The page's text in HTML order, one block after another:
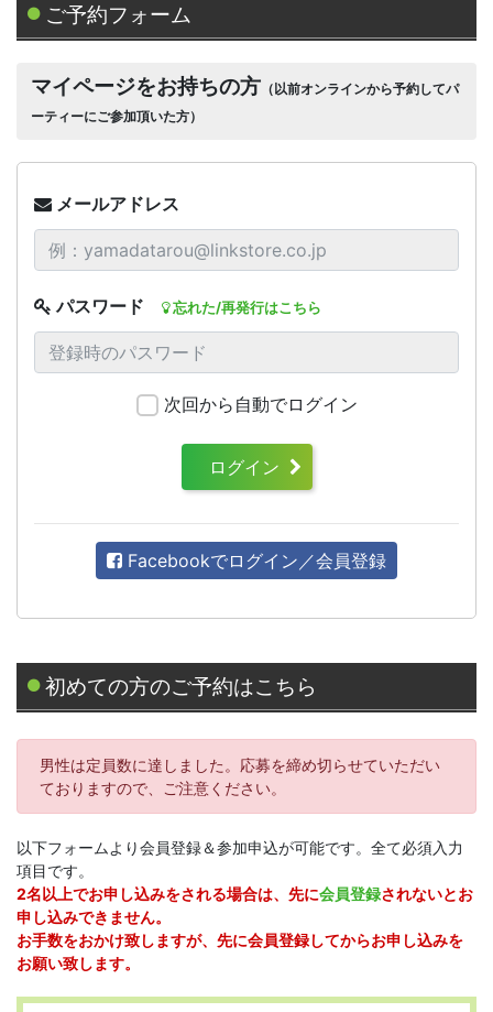
ご予約フォーム
マイページをお持ちの方 （以前オンラインから予約してパ
ーティーにご参加頂いた方）
メールアドレス
パスワード 忘れた/再発行はこちら
次回から自動でログイン
ログイン
Facebookでログイン／会員登録
初めての方のご予約はこちら
男性は定員数に達しました。応募を締め切らせていただい
ておりますので、ご注意ください。
以下フォームより会員登録＆参加申込が可能です。全て必須入力
項目です。
2名以上でお申し込みをされる場合は、先に会員登録されないとお
申し込みできません。
お手数をおかけ致しますが、先に会員登録してからお申し込みを
お願い致します。